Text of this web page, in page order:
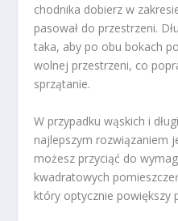
chodnika dobierz w
pasował do przestrzeni.
taka, aby po obu bokach
wolnej przestrzeni, co
sprzątanie.
W przypadku wąskich i
najlepszym rozwiązaniem
możesz przyciąć do
kwadratowych
który optycznie powiększy